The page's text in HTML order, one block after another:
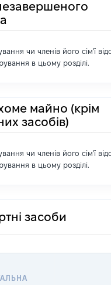
чи членів його сім'ї
в цьому розділі.
майно (крім
засобів)
чи членів його сім'ї
в цьому розділі.
засоби